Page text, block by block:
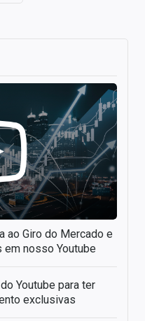
ao Giro do Mercado e
nosso Youtube
Youtube para ter
exclusivas